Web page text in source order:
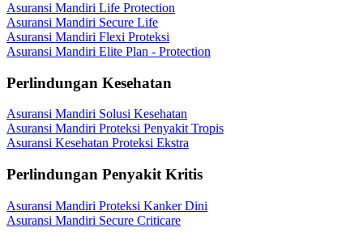
Asuransi Mandiri Life Protection
Asuransi Mandiri Secure Life
Asuransi Mandiri Flexi Proteksi
Asuransi Mandiri Elite Plan - Protection
Perlindungan Kesehatan
Asuransi Mandiri Solusi Kesehatan
Asuransi Mandiri Proteksi Penyakit Tropis
Asuransi Kesehatan Proteksi Ekstra
Perlindungan Penyakit Kritis
Asuransi Mandiri Proteksi Kanker Dini
Asuransi Mandiri Secure Criticare